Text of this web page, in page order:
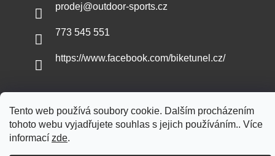
Tento web používá soubory cookie. Dalším procházením
tohoto webu vyjadřujete souhlas s jejich používáním.. Více
informací zde.
prodej@outdoor-sports.cz
773 545 551
https://www.facebook.com/biketunel.cz/
Vytvořil Shoptet